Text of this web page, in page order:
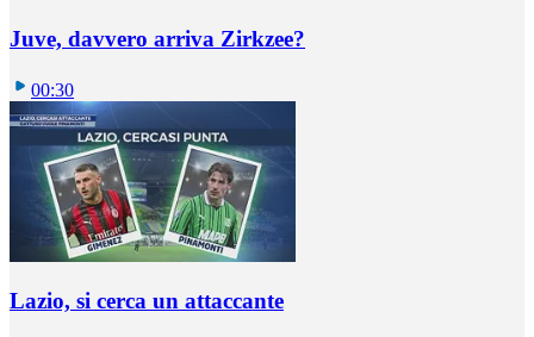
Juve, davvero arriva Zirkzee?
00:30
Lazio, si cerca un attaccante